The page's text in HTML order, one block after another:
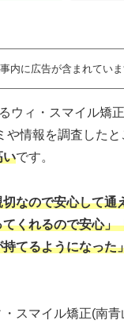
内に広告が含まれていま
ウィ・スマイル矯
や情報を調査したと
いです。
なので安心して通
くれるので安心」
てるようになった
スマイル矯正(南